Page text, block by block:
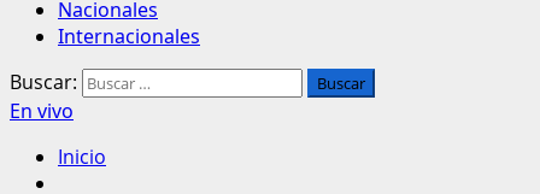
Nacionales
Internacionales
Buscar:
En vivo
Inicio